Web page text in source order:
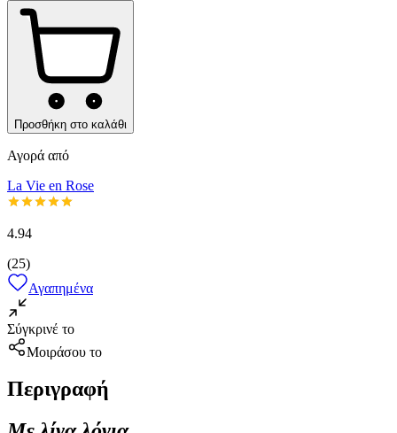
Προσθήκη στο καλάθι
Αγορά από
La Vie en Rose
4.94
(25)
Αγαπημένα
Σύγκρινέ το
Μοιράσου το
Περιγραφή